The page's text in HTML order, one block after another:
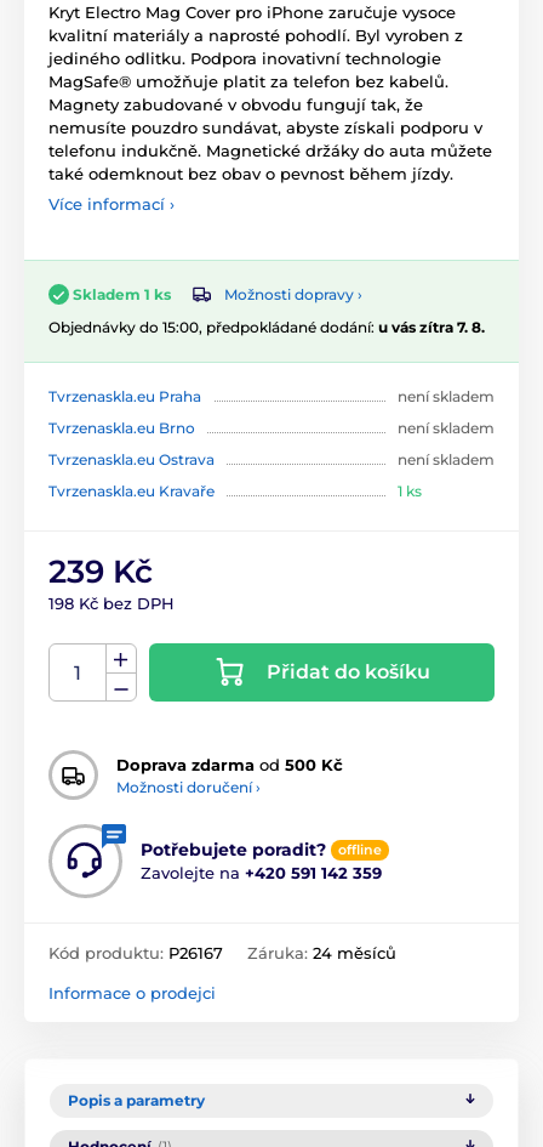
Kryt Electro Mag Cover pro iPhone zaručuje vysoce
kvalitní materiály a naprosté pohodlí. Byl vyroben z
jediného odlitku. Podpora inovativní technologie
MagSafe® umožňuje platit za telefon bez kabelů.
Magnety zabudované v obvodu fungují tak, že
nemusíte pouzdro sundávat, abyste získali podporu v
telefonu indukčně. Magnetické držáky do auta můžete
také odemknout bez obav o pevnost během jízdy.
Více informací ›
Skladem 1 ks
Možnosti dopravy ›
Objednávky do 15:00, předpokládané dodání: u vás zítra 7. 8.
Tvrzenaskla.eu Praha
není skladem
Tvrzenaskla.eu Brno
není skladem
Tvrzenaskla.eu Ostrava
není skladem
Tvrzenaskla.eu Kravaře
1 ks
239 Kč
198 Kč bez DPH
Přidat do košíku
Doprava zdarma od 500 Kč
Možnosti doručení ›
Potřebujete poradit? offline
Zavolejte na +420 591 142 359
Kód produktu: P26167 Záruka: 24 měsíců
Informace o prodejci
Popis a parametry